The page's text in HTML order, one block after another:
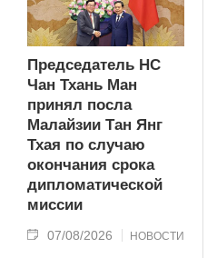
Председатель НС
Чан Тхань Ман
принял посла
Малайзии Тан Янг
Тхая по случаю
окончания срока
дипломатической
миссии
07/08/2026 НОВОСТИ